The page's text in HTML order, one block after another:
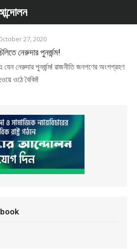
27, 2020
নেরুদার পুনর্জন্ম!
যেন নেরুদার পুনর্জন্ম! রাজনীতি জনগণের অংশগ্রহণ
ওঠে বৈকি!!